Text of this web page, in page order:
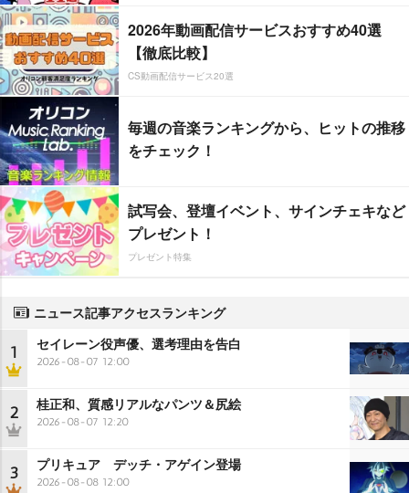
2026年動画配信サービスおすすめ40選
【徹底比較】
CS動画配信サービス20選
毎週の音楽ランキングから、ヒットの推移
をチェック！
試写会、登壇イベント、サインチェキなど
プレゼント！
プレゼント特集
ニュース記事アクセスランキング
1 セイレーン役声優、選考理由を告白
2026-08-07 12:00
2 桂正和、質感リアルなパンツ＆尻絵
2026-08-07 12:20
3 プリキュア デッチ・アゲイン登場
2026-08-08 12:00